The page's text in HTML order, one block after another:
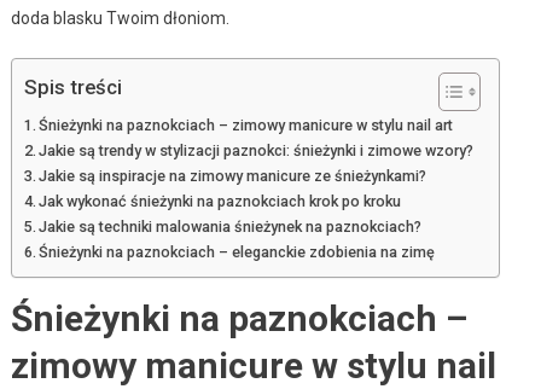
doda blasku Twoim dłoniom.
Spis treści
Śnieżynki na paznokciach – zimowy manicure w stylu nail art
Jakie są trendy w stylizacji paznokci: śnieżynki i zimowe wzory?
Jakie są inspiracje na zimowy manicure ze śnieżynkami?
Jak wykonać śnieżynki na paznokciach krok po kroku
Jakie są techniki malowania śnieżynek na paznokciach?
Śnieżynki na paznokciach – eleganckie zdobienia na zimę
Śnieżynki na paznokciach –
zimowy manicure w stylu nail